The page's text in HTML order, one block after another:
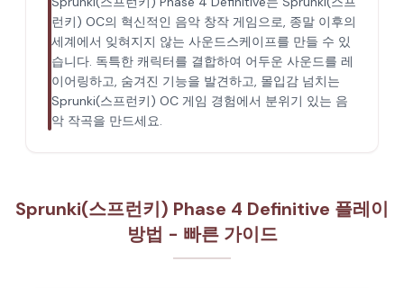
런키) OC의 혁신적인 음악 창작 게임으로, 종말 이후의
세계에서 잊혀지지 않는 사운드스케이프를 만들 수 있
습니다. 독특한 캐릭터를 결합하여 어두운 사운드를 레
이어링하고, 숨겨진 기능을 발견하고, 몰입감 넘치는
Sprunki(스프런키) OC 게임 경험에서 분위기 있는 음
악 작곡을 만드세요.
Sprunki(스프런키) Phase 4 Definitive 플레이
방법 - 빠른 가이드